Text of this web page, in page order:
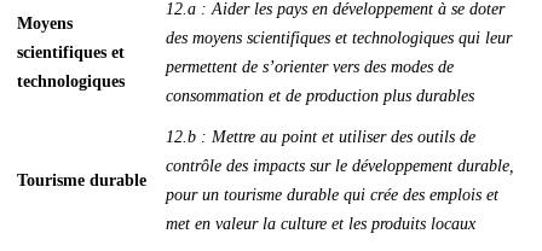
Moyens
scientifiques et
technologiques
12.a : Aider les pays en développement à se doter
des moyens scientifiques et technologiques qui leur
permettent de s’orienter vers des modes de
consommation et de production plus durables
Tourisme durable
12.b : Mettre au point et utiliser des outils de
contrôle des impacts sur le développement durable,
pour un tourisme durable qui crée des emplois et
met en valeur la culture et les produits locaux